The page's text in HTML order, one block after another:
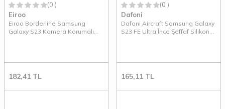
(0 )
Eiroo
Eiroo Borderline Samsung
Galaxy S23 Kamera Korumalı
182,41 TL
(0 )
Dafoni
Dafoni Aircraft Samsung Galaxy
S23 FE Ultra İnce Şeffaf Silikon
165,11 TL